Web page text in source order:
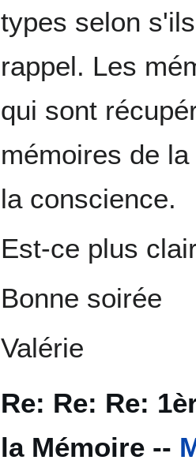
types selon
rappel. Les
qui sont
mémoires de
la conscience.
Est-ce plus
Bonne soirée
Valérie
Re: Re: Re:
la Mémoire --